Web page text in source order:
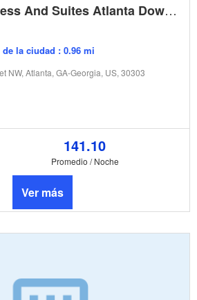
Holiday Inn Express And Suites Atlanta Downtown
la ciudad : 0.96 mi
NW, Atlanta, GA-Georgia, US, 30303
141.10
Promedio / Noche
Ver más